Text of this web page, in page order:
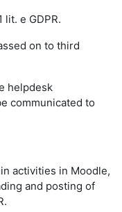
e GDPR.
on to third
helpdesk
communicated to
activities in Moodle,
and posting of